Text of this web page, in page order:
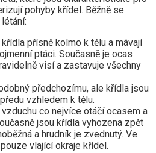
pohyby křídel. Běžně se
přísně kolmo k tělu a mávají
ptáci. Současně je ocas
visí a zastavuje všechny
předchozímu, ale křídla jsou
vzhledem k tělu.
co nejvíce otáčí ocasem a
jsou křídla vyhozena zpět
a hrudník je zvednutý. Ve
vlající okraje křídel.